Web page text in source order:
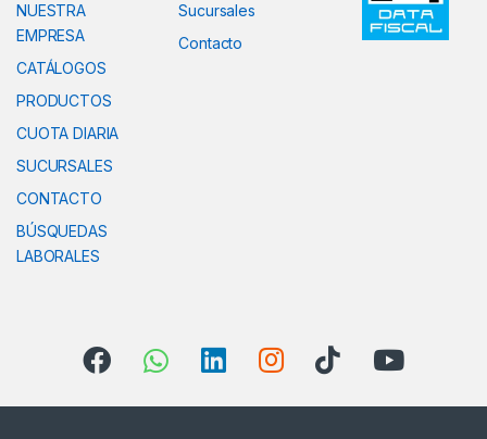
NUESTRA
EMPRESA
CATÁLOGOS
PRODUCTOS
CUOTA DIARIA
SUCURSALES
CONTACTO
BÚSQUEDAS
LABORALES
Sucursales
Contacto